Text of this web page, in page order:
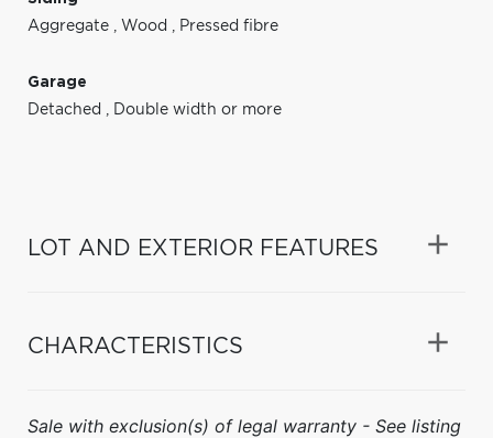
Aggregate , Wood , Pressed fibre
Garage
Detached , Double width or more
LOT AND EXTERIOR FEATURES
CHARACTERISTICS
Sale with exclusion(s) of legal warranty - See listing